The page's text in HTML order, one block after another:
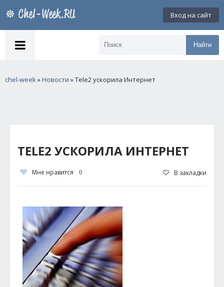
Вход на сайт
Найти
chel-week»Новости » Tele2 ускорила Интернет
TELE2 УСКОРИЛА ИНТЕРНЕТ
Мне нравится 0 В закладки